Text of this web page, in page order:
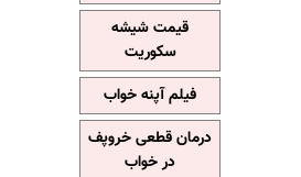
قیمت شیشه
سکوریت
فیلم آپنه خواب
درمان قطعی خروپف
در خواب